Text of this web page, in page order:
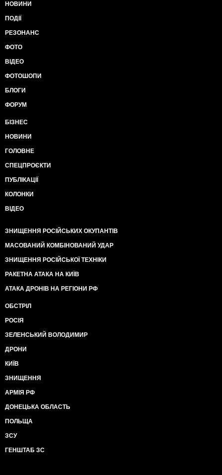
НОВИНИ
ПОДІЇ
РЕЗОНАНС
ФОТО
ВІДЕО
ФОТОШОПИ
БЛОГИ
ФОРУМ
БІЗНЕС
НОВИНИ
ГОЛОВНЕ
СПЕЦПРОЄКТИ
ПУБЛІКАЦІЇ
КОЛОНКИ
ВІДЕО
ЗНИЩЕННЯ РОСІЙСЬКИХ ОКУПАНТІВ
МАСОВАНИЙ КОМБІНОВАНИЙ УДАР
ЗНИЩЕННЯ РОСІЙСЬКОЇ ТЕХНІКИ
РАКЕТНА АТАКА НА КИЇВ
АТАКА ДРОНІВ НА РЕГІОНИ РФ
ОБСТРІЛ
РОСІЯ
ЗЕЛЕНСЬКИЙ ВОЛОДИМИР
ДРОНИ
КИЇВ
ЗНИЩЕННЯ
АРМІЯ РФ
ДОНЕЦЬКА ОБЛАСТЬ
ПОЛЬЩА
ЗСУ
ГЕНШТАБ ЗС